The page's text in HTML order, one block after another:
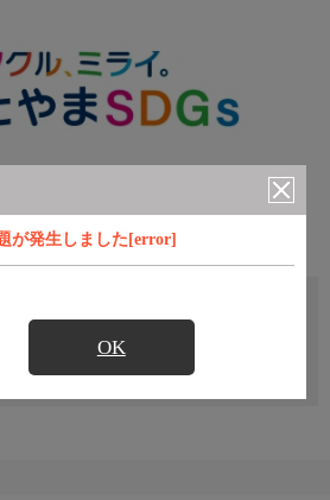
が発生しました[error]
OK
直近の放送予定はありません